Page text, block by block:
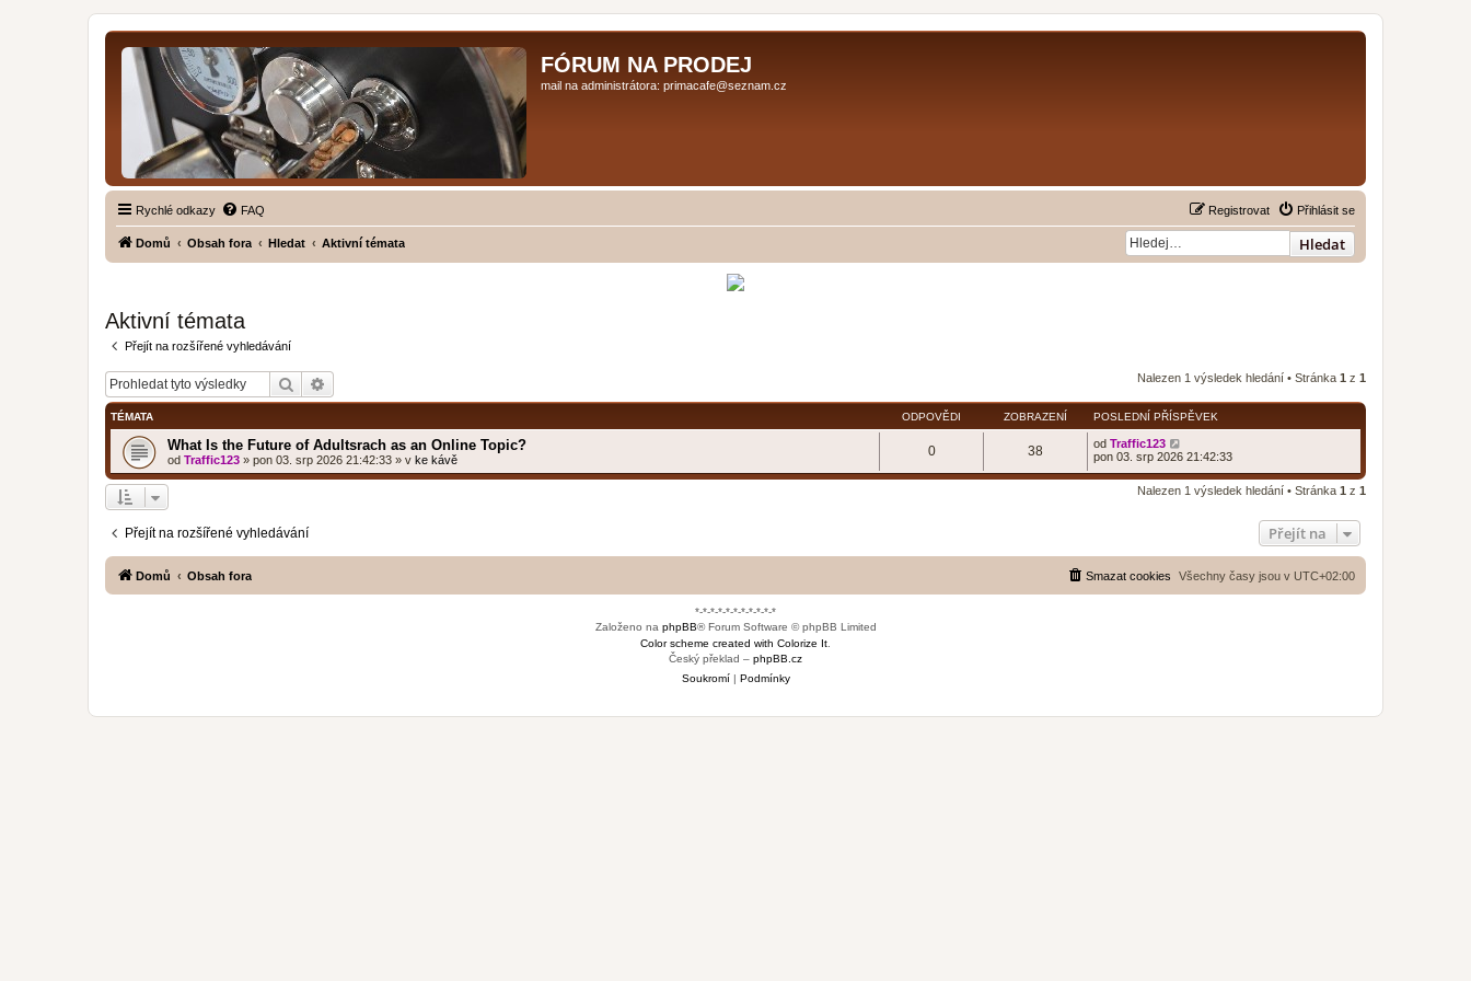
FÓRUM NA PRODEJ
mail na administrátora: primacafe@seznam.cz
Rychlé odkazy FAQ Přihlásit se
Registrovat
Domů Obsah fora Hledat Aktivní témata Hledat
Aktivní témata
Přejít na rozšířené vyhledávání
Hledat Nalezen 1 výsledek hledání • Stránka 1 z 1
TÉMATA ODPOVĚDI ZOBRAZENÍ POSLEDNÍ PŘÍSPĚVEK
What Is the Future of Adultsrach as an Online Topic?
od Traffic123 » pon 03. srp 2026 21:42:33 » v ke kávě
0 38 od Traffic123
pon 03. srp 2026 21:42:33
Nalezen 1 výsledek hledání • Stránka 1 z 1
Přejít na rozšířené vyhledávání Přejít na
Domů Obsah fora Všechny časy jsou v UTC+02:00
Smazat cookies
*-*-*-*-*-*-*-*-*-*-*
Založeno na phpBB® Forum Software © phpBB Limited
Color scheme created with Colorize It.
Český překlad – phpBB.cz
Soukromí| Podmínky